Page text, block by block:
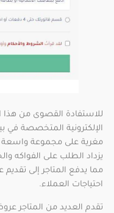
للاستفادة القصوى من هذا
الإلكترونية المتخصصة في
مغرية على مجموعة واسعة
يزداد الطلب على الفواكه
مما يدفع المتاجر إلى
احتياجات العملاء.
تقدم العديد من المتاجر